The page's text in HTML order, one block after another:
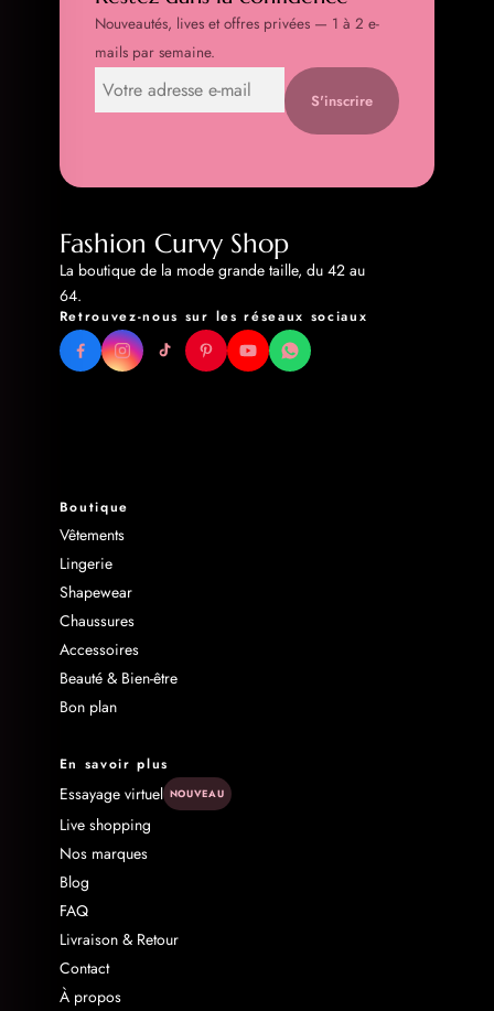
Nouveautés, lives et offres privées — 1 à 2 e-
mails par semaine.
S'inscrire
Fashion Curvy Shop
La boutique de la mode grande taille, du 42 au
64.
Retrouvez-nous sur les réseaux sociaux
Boutique
Vêtements
Lingerie
Shapewear
Chaussures
Accessoires
Beauté & Bien-être
Bon plan
En savoir plus
Essayage virtuel NOUVEAU
Live shopping
Nos marques
Blog
FAQ
Livraison & Retour
Contact
À propos